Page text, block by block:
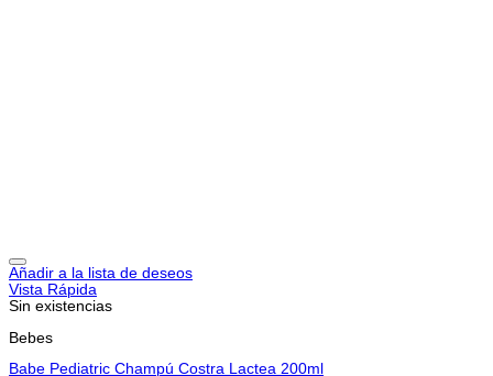
Añadir a la lista de deseos
Vista Rápida
Sin existencias
Bebes
Babe Pediatric Champú Costra Lactea 200ml